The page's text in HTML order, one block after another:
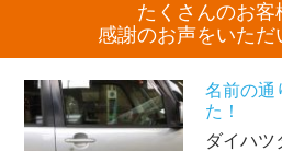
たくさんのお客
感謝のお声をいただ
名前の通
た！
ダイハツ